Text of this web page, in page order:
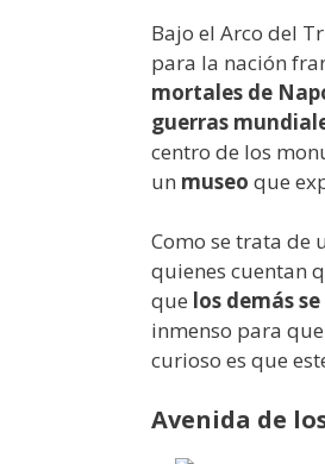
Bajo el Arco del
para la nación
mortales de
guerras
centro de los
un museo que
Como se trata de
quienes cuentan
que los demás
inmenso para
curioso es que
Avenida de